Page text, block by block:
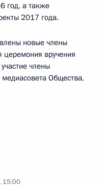
год, а также
2017 года.
новые члены
церемония вручения
члены
Общества,
15:00